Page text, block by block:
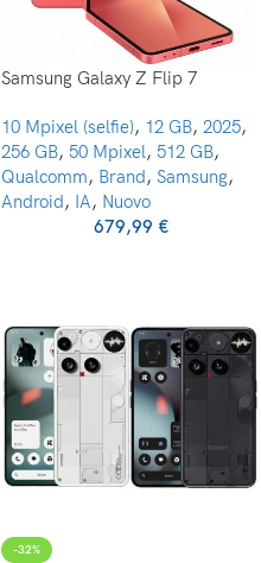
Samsung Galaxy Z Flip 7
10 Mpixel (selfie), 12 GB, 2025,
256 GB, 50 Mpixel, 512 GB,
Qualcomm, Brand, Samsung,
Android, IA, Nuovo
679,99 €
-32%